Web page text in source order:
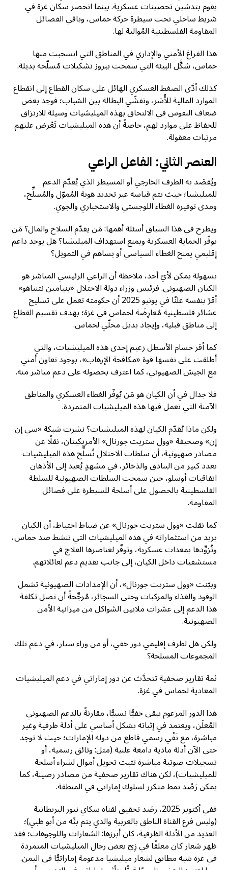
يقوم بتدشين تحصينات عسكرية. بينما انحصر سكان غزة في
شريط ساحلي تحت سيطرة حركة حماس، وباقي الفصائل
المقاومة الفلسطينية المُوالية لها.
هذا الفراغ الأمني والإداري في المناطق التي انسحبت منها
حماس، شكَّل البيئة التي سمحت ببروز تشكيلات مُسلّحة بديلة.
كذلك أدَّى الضغط العسكري الهائل على سكان القطاع إلى انقطاع
الموارد المالية للأُسَر، وتفشّي البطالة بين الشباب؛ فوجد بعض
ضعاف النفوس في الالتحاق بهذه الميليشيات وسيلة للارتزاق
للحفاظ على موارد لهم، خاصةً أن هذه الميليشيات تَعْرض عليهم
مرتبات معقولة.
العنصر الثاني: الفاعل الراعي
ويُقصَد به الطرف الخارجي أو المسيطر الذي يُقدّم الدعم
للميليشيا؛ حيث يتم قياسه عبر تحديد هوية المُموّل والمُسلِّح،
ومدى توفيره الغطاء اللوجستي والاستخباري والجوي.
ويطرح في هذا السياق أسئلة أهمها: مَن يقدّم السلاح والمال؟ مَن
يوفّر الحماية العسكرية ويمنع استهداف الميليشيا؟ هل يوجد داعم
إقليمي يمنح الغطاء السياسي أو يساهم في التمويل؟
بسهولة يمكن لأيّ أحد، ملاحظة أن الراعي الرئيسي المباشر هو
الكيان الصهيوني. فرئيس وزراء دولة الاحتلال «بنيامين نتنياهو»
أقرّ بنفسه علنًا في يونيو 2025 أن حكومته تعمل على تسليح
عشائر فلسطينية مُعارِضَة لحماس في غزة؛ بهدف تقسيم القطاع
إلى مناطق قبلية، وإيجاد بديل محلّي لحماس.
كما أقر حسام الأسطل زعيم إحدى هذه الميليشيات، والتي
أطلقت على نفسها قوة «مكافحة الإرهاب»، بوجود تعاون أمني
مع الجيش الصهيوني، كما اعترف بحصوله على دعم مباشر منه.
فلا جدال في أن الكيان هو مَن يُوفّر الغطاء العسكري والمناطق
الآمنة التي تعمل فيها هذه الميليشيات المتمردة.
ولكن ماذا يُقدّم الكيان لهذه الميليشيات؟ نشرت شبكة «سي إن
إن» وصحيفة «وول ستريت جورنال» الأمريكيتان، نقلًا عن
مصادر صهيونية، أن سلطات الاحتلال تُسلِّح هذه الميليشيات
بعدد كبير من البنادق والذخائر، في مشهدٍ يُعيد إلى الأذهان
اتفاقيات أوسلو، حين سمحت السلطات الصهيونية للسلطة
الفلسطينية بالحصول على أسلحة للسيطرة على فصائل
المقاومة.
كما نقلت «وول ستريت جورنال» عن ضباط احتياط، أن الكيان
يزيد من استثماراته في هذه الميليشيات التي تنشط ضد حماس،
وتُزوِّدها بمعدات عسكرية، وتوفّر لعناصرها العلاج في
مستشفيات داخل الكيان، إلى جانب تقديم دعم لعائلاتهم.
وبيّنت «وول ستريت جورنال»، أن الإمدادات الصهيونية تشمل
الوقود والغذاء والمركبات وحتى السجائر، مُرجِّحةً أن تصل تكلفة
هذا الدعم إلى عشرات ملايين الشواكل من ميزانية الأمن
الصهيونية.
ولكن هل لطرف إقليمي دور خفي، أو من وراء ستار، في دعم تلك
المجموعات المسلحة؟
ثمة تقارير صحفية تتحدَّث عن دور إماراتي في دعم الميليشيات
المعادية لحماس في غزة.
هذا الدور المزعوم يبقى خفيًّا نسبيًّا، مقارنةً بالدعم الصهيوني
المُعلَن، ويعتمد في إثباته بشكل أساسي على أدلة ظرفية وغير
مباشرة، مع نَفْي رسمي قاطع من دولة الإمارات؛ حيث لا توجد
حتى الآن أدلة مادية دامغة علنية (مثل: وثائق رسمية، أو
تسجيلات صوتية مباشرة تثبت تحويل أموال لشراء أسلحة
للميليشيات)، لكن هناك تقارير صحفية من مصادر رصينة، كما
يمكن رَصْد نمط متكرر لسلوك إماراتي في المنطقة.
ففي أكتوبر 2025، رصَد تحقيق لقناة سكاي نيوز البريطانية
(وليس فرع القناة الناطق بالعربية والذي يتم بثّه من أبو ظبي)؛
العديد من الأدلة الظرفية، كان أبرزها: الشعارات واللوجوهات؛ فقد
ظهر شعار كان معلقًا في زِيّ بعض رجال الميليشيات المتمردة
في غزة شبه مطابق لشعار ميليشيا مدعومة إماراتيًّا في اليمن.